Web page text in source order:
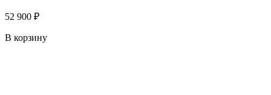
52 900 ₽
В корзину